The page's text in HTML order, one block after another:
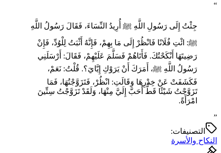
“
جِئْتُ إِلَى رَسُولِ اللَّهِ ﷺ أُرِيدُ النِّسَاءَ، فَقَالَ رَسُولُ اللَّهِ
ﷺ: ائْتِ فُلَانًا فَانْظُرْ إِلَى مَا بِهِمْ، فَإِنَّهُ أَثْبَتُ لِلْوُدِّ، فَإِنْ
‌رَضِيتَهَا ‌أَنْكَحْتُكَ. فَأَتَاهُمْ فَسَلَّمَ عَلَيْهِمْ، فَقَالَ: أَرْسَلَنِي
رَسُولُ اللَّهِ ﷺ، أَمَرَكَ أَنْ يَرَوْكِ إِيَّايَ؟. قُلْتُ: نَعَمْ،
فَكَشَفَتْ عَنْ خِدْرِهَا وَقَالَتِ: انْظُرْ، فَتَزَوَّجْتُهَا، فَمَا
تَزَوَّجْتُ شَيْئًا قَطُّ أَحَبَّ إِلَيَّ مِنْهَا، وَلَقَدْ تَزَوَّجْتُ سِتِّينَ
امْرَأَةً.
”
التصنيفات:
النكاح والأسرة